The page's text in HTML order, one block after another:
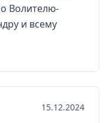
Волителю-
и всему
15.12.2024